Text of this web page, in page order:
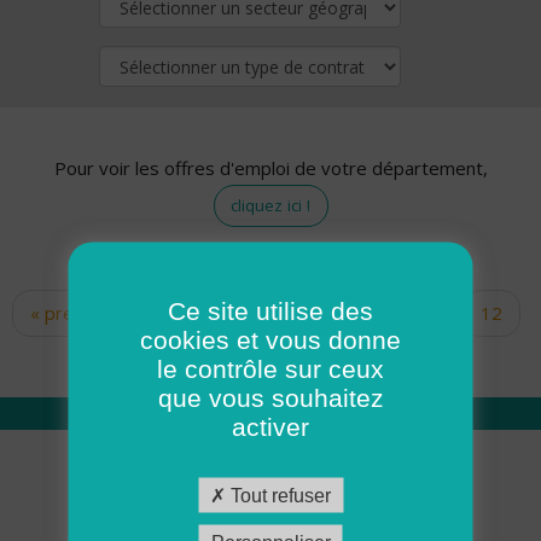
Pour voir les offres d'emploi de votre département,
cliquez ici !
Pages
« premier ‹ précédent … 10
12
14 15 16 17
Qui sommes nous
Académie ADMR
Ce site utilise des
cookies et vous donne
le contrôle sur ceux
que vous souhaitez
activer
Tout refuser